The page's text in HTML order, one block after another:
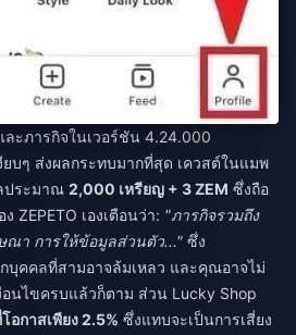
ละภารกิจในเวอร์ชัน 4.24.000
ยบๆ ส่งผลกระทบมากที่สุด เควสต์ในแมพ
ประมาณ 2,000 เหรียญ + 3 ZEM ซึ่งถือ
ZEPETO เองเตือนว่า: "ภารกิจรวมถึง
ณา การให้ข้อมูลส่วนตัว..." ซึ่ง
บุคคลที่สามอาจล้มเหลว และคุณอาจไม่
อนไขครบแล้วก็ตาม ส่วน Lucky Shop
อกาสเพียง 2.5% ซึ่งแทบจะเป็นการเสี่ยง